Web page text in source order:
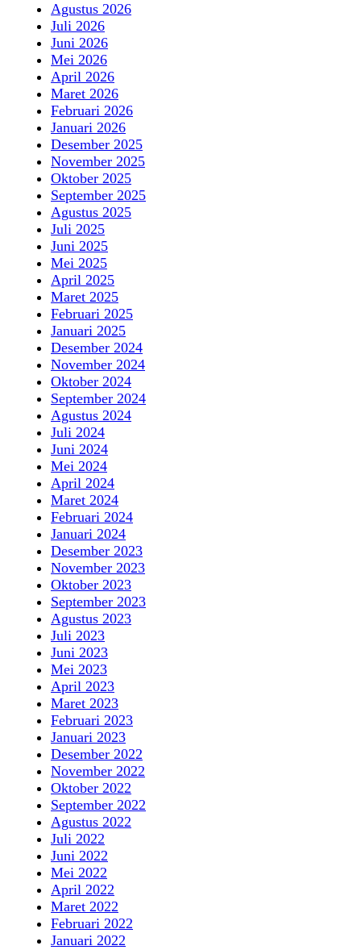
Agustus 2026
Juli 2026
Juni 2026
Mei 2026
April 2026
Maret 2026
Februari 2026
Januari 2026
Desember 2025
November 2025
Oktober 2025
September 2025
Agustus 2025
Juli 2025
Juni 2025
Mei 2025
April 2025
Maret 2025
Februari 2025
Januari 2025
Desember 2024
November 2024
Oktober 2024
September 2024
Agustus 2024
Juli 2024
Juni 2024
Mei 2024
April 2024
Maret 2024
Februari 2024
Januari 2024
Desember 2023
November 2023
Oktober 2023
September 2023
Agustus 2023
Juli 2023
Juni 2023
Mei 2023
April 2023
Maret 2023
Februari 2023
Januari 2023
Desember 2022
November 2022
Oktober 2022
September 2022
Agustus 2022
Juli 2022
Juni 2022
Mei 2022
April 2022
Maret 2022
Februari 2022
Januari 2022